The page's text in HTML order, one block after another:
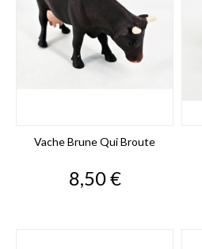
Vache Brune Qui Broute
Prix
8,50 €